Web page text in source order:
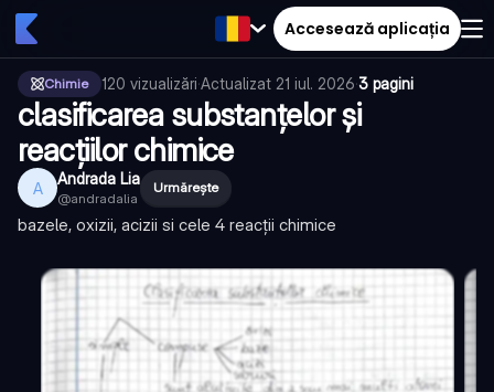
Accesează aplicația
Chimie 120 vizualizări·Actualizat 21 iul. 2026·3 pagini
clasificarea substanțelor și
reacțiilor chimice
A Andrada Lia
@andradalia
Urmărește
bazele, oxizii, acizii si cele 4 reacții chimice